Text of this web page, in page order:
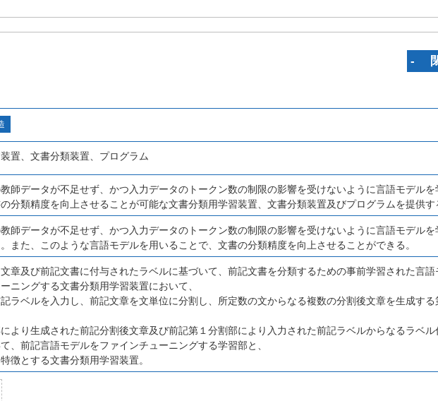
置、文書分類装置、プログラム
師データが不足せず、かつ入力データのトークン数の制限の影響を受けないように言語モデルを
分類精度を向上させることが可能な文書分類用学習装置、文書分類装置及びプログラムを提供す
師データが不足せず、かつ入力データのトークン数の制限の影響を受けないように言語モデルを
また、このような言語モデルを用いることで、文書の分類精度を向上させることができる。
章及び前記文書に付与されたラベルに基づいて、前記文書を分類するための事前学習された言語
ニングする文書分類用学習装置において、
ラベルを入力し、前記文章を文単位に分割し、所定数の文からなる複数の分割後文章を生成する
より生成された前記分割後文章及び前記第１分割部により入力された前記ラベルからなるラベル
、前記言語モデルをファインチューニングする学習部と、
徴とする文書分類用学習装置。